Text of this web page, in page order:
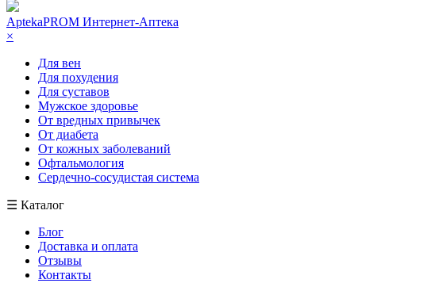
AptekaPROM Интернет-Аптека
×
Для вен
Для похудения
Для суставов
Мужское здоровье
От вредных привычек
От диабета
От кожных заболеваний
Офтальмология
Сердечно-сосудистая система
☰ Каталог
Блог
Доставка и оплата
Отзывы
Контакты